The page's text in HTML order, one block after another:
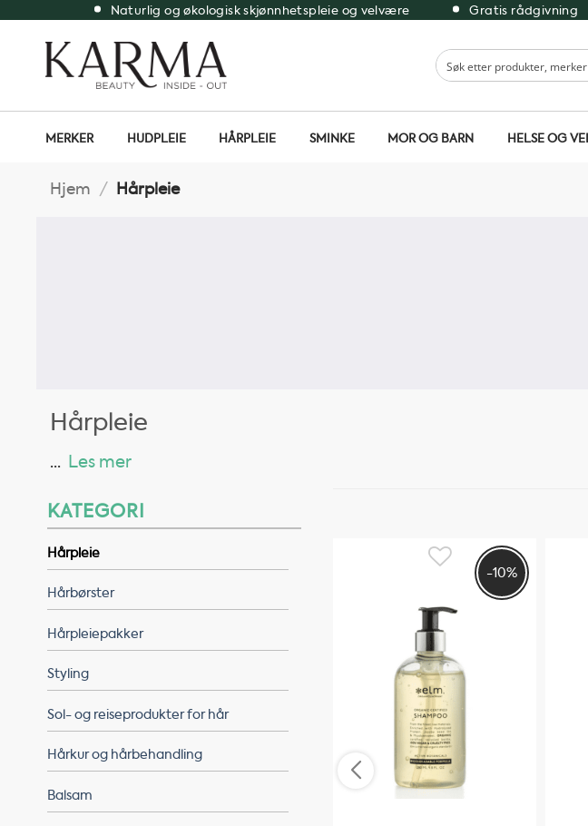
content
Naturlig og økologisk skjønnhetspleie og velvære Gratis rådgivning
MERKER HUDPLEIE HÅRPLEIE SMINKE MOR OG BARN HELSE OG
Hjem / Hårpleie
Hårpleie
... Les mer
KATEGORI
Hårpleie
Hårbørster
Hårpleiepakker
Styling
Sol- og reiseprodukter for hår
Hårkur og hårbehandling
Balsam
-10%